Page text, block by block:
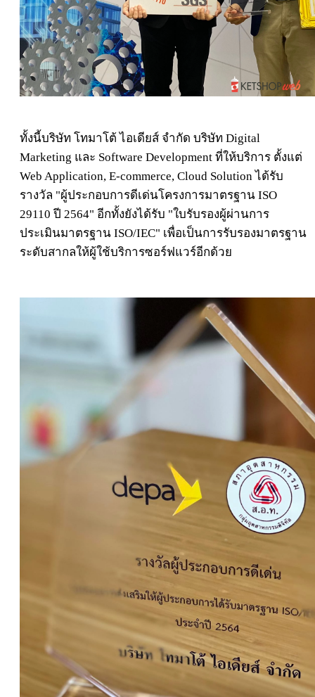
ทั้งนี้บริษัท โทมาโต้ ไอเดียส์ จำกัด บริษัท Digital
Marketing และ Software Development ที่ให้บริการ ตั้งแต่
Web Application, E-commerce, Cloud Solution ได้รับ
รางวัล "ผู้ประกอบการดีเด่นโครงการมาตรฐาน ISO
29110 ปี 2564" อีกทั้งยังได้รับ "ใบรับรองผู้ผ่านการ
ประเมินมาตรฐาน ISO/IEC" เพื่อเป็นการรับรองมาตรฐาน
ระดับสากลให้ผู้ใช้บริการซอร์ฟแวร์อีกด้วย